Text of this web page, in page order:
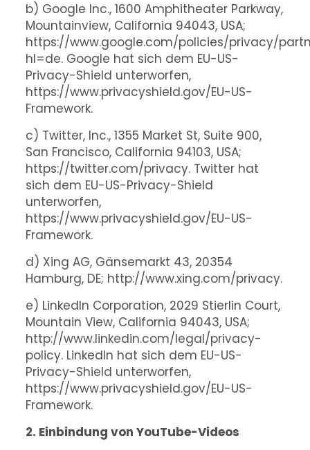
b) Google Inc., 1600 Amphitheater Parkway,
Mountainview, California 94043, USA;
https://www.google.com/policies/privacy/
hl=de. Google hat sich dem EU-US-
Privacy-Shield unterworfen,
https://www.privacyshield.gov/EU-US-
Framework.
c) Twitter, Inc., 1355 Market St, Suite 900,
San Francisco, California 94103, USA;
https://twitter.com/privacy. Twitter hat
sich dem EU-US-Privacy-Shield
unterworfen,
https://www.privacyshield.gov/EU-US-
Framework.
d) Xing AG, Gänsemarkt 43, 20354
Hamburg, DE; http://www.xing.com/privacy.
e) LinkedIn Corporation, 2029 Stierlin Court,
Mountain View, California 94043, USA;
http://www.linkedin.com/legal/privacy-
policy. LinkedIn hat sich dem EU-US-
Privacy-Shield unterworfen,
https://www.privacyshield.gov/EU-US-
Framework.
2. Einbindung von YouTube-Videos